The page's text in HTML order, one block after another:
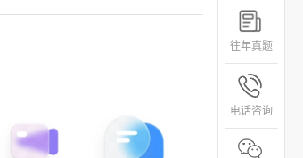
往年真题
电话咨询